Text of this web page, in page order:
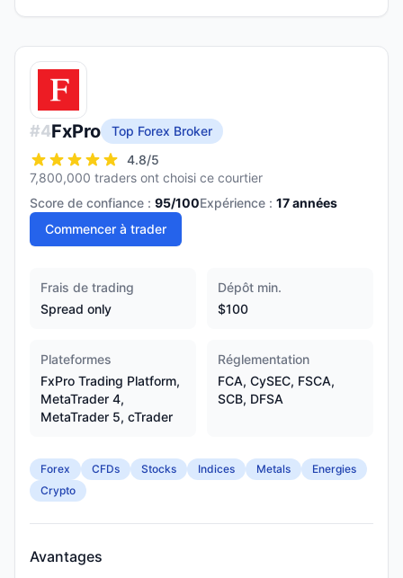
#4FxPro
Top Forex Broker
4.8/5
7,800,000 traders ont choisi ce courtier
Score de confiance : 95/100Expérience : 17années
Commencer à trader
Frais de trading
Spread only
Dépôt min.
$100
Plateformes
FxPro Trading Platform,
MetaTrader 4,
MetaTrader 5, cTrader
Réglementation
FCA, CySEC, FSCA,
SCB, DFSA
Forex CFDs Stocks Indices Metals
Energies
Crypto
Avantages